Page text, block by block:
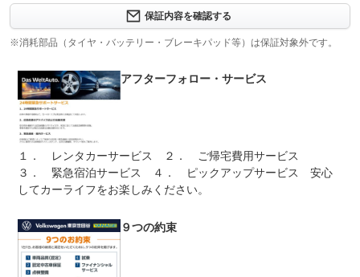
上限金額
免責金 無し
保証修理
受付先
-
法定整備
整備付 法定12ヶ月または法定24ヶ月点検整備付
※車検なし・車検整備付の場合は法定24ヶ月点検整備付
※商用車は6ヶ月または12ヶ月点検整備付
法定１２ヶ月点検整備付※車検なし・車検整備付の場合は
前点検７１項目
保証内容を確認する
※消耗部品（タイヤ・バッテリー・ブレーキパッド等）は保証対象外です。
アフターフォロー・サービス
１． レンタカーサービス ２． ご帰宅費用サービス
３． 緊急宿泊サービス ４． ピックアップサービス 安心
してカーライフをお楽しみください。
９つの約束